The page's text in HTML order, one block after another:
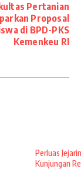
Pertanian
Proposal
di BPD-PKS
Kemenkeu RI
Perluas
Kunjungan